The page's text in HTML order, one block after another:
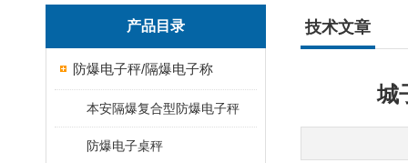
产品目录
防爆电子秤/隔爆电子称
本安隔爆复合型防爆电子秤
防爆电子桌秤
技术文章
城